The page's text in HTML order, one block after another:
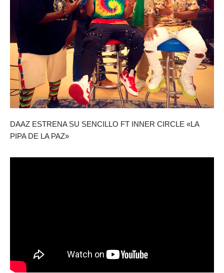
DAAZ ESTRENA SU SENCILLO FT INNER CIRCLE «LA
PIPA DE LA PAZ»